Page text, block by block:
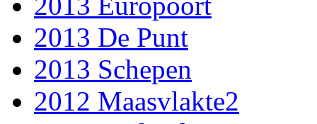
2013 De Punt
2013 Schepen
2012 Maasvlakte2